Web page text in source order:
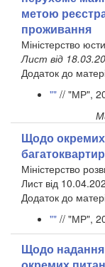
метою
проживання
Міністерство
Лист від
Додаток до
"" // "МР",
Щодо окремих
Міністерство
Лист від
Додаток до
"" // "МР",
Щодо надання